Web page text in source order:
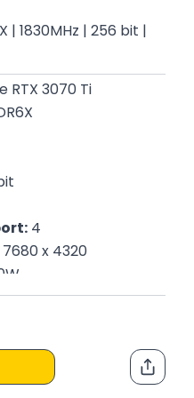
| 1830MHz | 256 bit |
RTX 3070 Ti
4
7680 x 4320
pin